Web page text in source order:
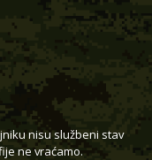
nisu službeni stav
ne vraćamo.